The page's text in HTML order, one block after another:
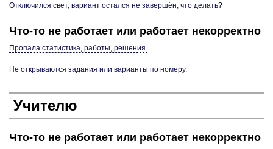
От­клю­чил­ся свет, ва­ри­ант остал­ся не за­вершён, что де­лать?
Что-то не ра­бо­та­ет или ра­бо­та­ет не­кор­рект­но
Про­па­ла ста­ти­сти­ка, ра­бо­ты, ре­ше­ния.
Не от­кры­ва­ют­ся за­да­ния или ва­ри­ан­ты по но­ме­ру.
Учи­те­лю
Что-то не ра­бо­та­ет или ра­бо­та­ет не­кор­рект­но